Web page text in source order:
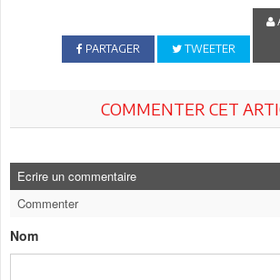
PARTAGER TWEETER
COMMENTER CET
Ecrire un commentaire
Commenter
Nom